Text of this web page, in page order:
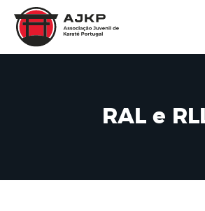
RAL e